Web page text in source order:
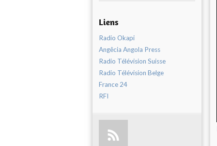
Liens
Radio Okapi
Angêcia Angola Press
Radio Télévision Suisse
Radio Télévision Belge
France 24
RFI